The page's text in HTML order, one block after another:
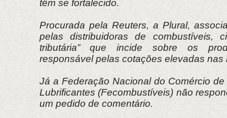
têm se fortalecido.
Procurada pela Reuters, a Plural,
pelas distribuidoras de combustíveis,
tributária” que incide sobre os
responsável pelas cotações elevadas nas
Já a Federação Nacional do Comércio
Lubrificantes (Fecombustíveis) não
um pedido de comentário.